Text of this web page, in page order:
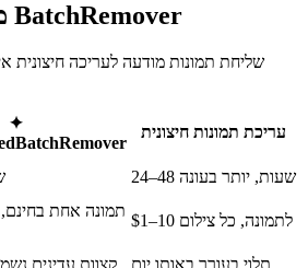
Outsourcing מול BatchRemover
שליחת תמונות מודעה לעריכה חיצונית
✦
BatchRemover
עריכת תמונות חיצונית
24–48 שעות, יותר בעונה
תמונה אחת בחינם,
$1–10 לתמונה, כל צילום